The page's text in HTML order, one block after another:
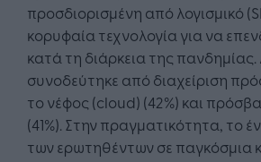
προσδιορισμένη από λογισμικό
κορυφαία τεχνολογία για να
κατά τη διάρκεια της
συνοδεύτηκε από διαχείριση
το νέφος (cloud) (42%) και
(41%). Στην πραγματικότητα, το
των ερωτηθέντων σε παγκόσμια